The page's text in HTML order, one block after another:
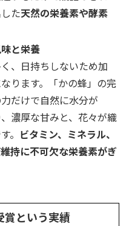
た天然の栄養素や酵素
と栄養
、日持ちしないため加
ります。「かの蜂」の完
だけで自然に水分が
濃厚な甘みと、花々が織
。 ビタミン、ミネラル、
持に不可欠な栄養素がぎ
賞という実績